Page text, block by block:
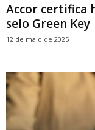
Accor certifica
selo Green Key
12 de maio de 2025